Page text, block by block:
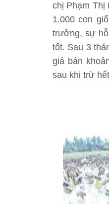
chị Phạm Thị
1.000 con
trưởng, sự
tốt. Sau 3
giá bán
sau khi trừ